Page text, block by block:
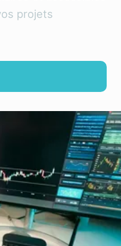
projets